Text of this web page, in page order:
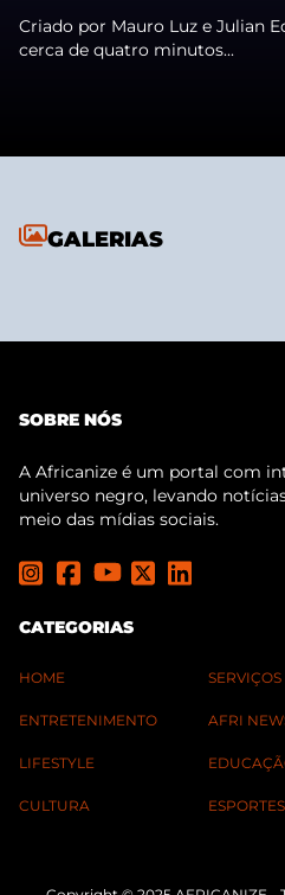
Criado por Mauro Luz e Julian
cerca de quatro minutos...
GALERIAS
SOBRE NÓS
A Africanize é um portal com
universo negro, levando
meio das mídias sociais.
CATEGORIAS
HOME
ENTRETENIMENTO
LIFESTYLE
CULTURA
SERVIÇOS
AFRI
ESPORTES